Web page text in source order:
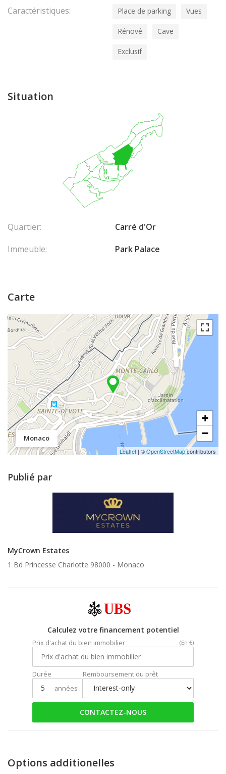
Caractéristiques: Place de parking Vues
Rénové Cave
Exclusif
Situation
Quartier:
Carré d'Or
Immeuble:
Park Palace
Carte
Monaco
+
−
Leaflet | ©OpenStreetMapcontributors
Publié par
MyCrown Estates
1 Bd Princesse Charlotte 98000 - Monaco
Calculez votre financement potentiel
Prix d'achat du bien immobilier (En €)
Durée
années
Remboursement du prêt
CONTACTEZ-NOUS
Options additionelles